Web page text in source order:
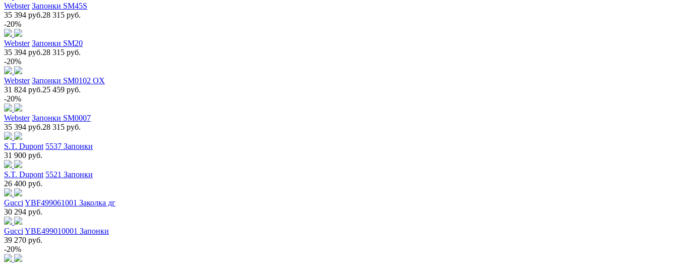
Webster Запонки SM45S
35 394 руб.28 315 руб.
-20%
Webster Запонки SM20
35 394 руб.28 315 руб.
-20%
Webster Запонки SM0102 OX
31 824 руб.25 459 руб.
-20%
Webster Запонки SM0007
35 394 руб.28 315 руб.
S.T. Dupont 5537 Запонки
31 900 руб.
S.T. Dupont 5521 Запонки
26 400 руб.
Gucci YBF499061001 Заколка дг
30 294 руб.
Gucci YBE499010001 Запонки
39 270 руб.
-20%